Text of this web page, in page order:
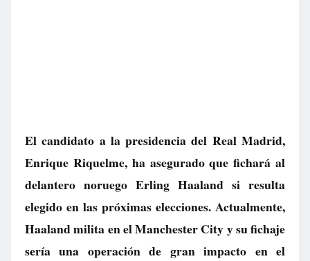
El candidato a la presidencia del Real Madrid,
Enrique Riquelme, ha asegurado que fichará al
delantero noruego Erling Haaland si resulta
elegido en las próximas elecciones. Actualmente,
Haaland milita en el Manchester City y su fichaje
sería una operación de gran impacto en el